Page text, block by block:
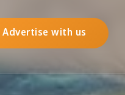
Advertise with us